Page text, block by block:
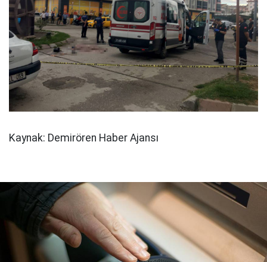
Kaynak: Demirören Haber Ajansı